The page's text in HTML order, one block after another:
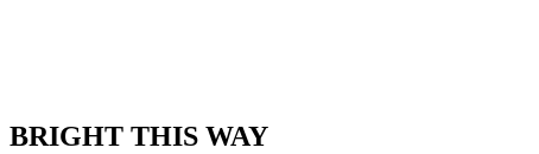
BRIGHT THIS WAY